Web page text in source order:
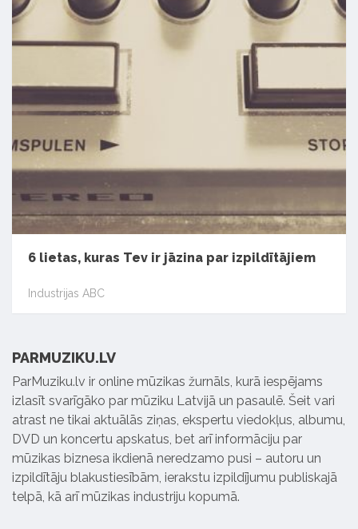
6 lietas, kuras Tev ir jāzina par izpildītājiem
Industrijas ABC
PARMUZIKU.LV
ParMuziku.lv ir online mūzikas žurnāls, kurā iespējams
izlasīt svarīgāko par mūziku Latvijā un pasaulē. Šeit vari
atrast ne tikai aktuālās ziņas, ekspertu viedokļus, albumu,
DVD un koncertu apskatus, bet arī informāciju par
mūzikas biznesa ikdienā neredzamo pusi – autoru un
izpildītāju blakustiesībām, ierakstu izpildījumu publiskajā
telpā, kā arī mūzikas industriju kopumā.